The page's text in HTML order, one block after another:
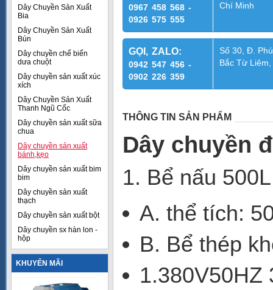
Dây Chuyền Sản Xuất
Bia
Dây Chuyền Sản Xuất
Bún
Dây chuyền chế biến
dưa chuột
Dây chuyền sản xuất xúc
xích
Dây Chuyền Sản Xuất
Thanh Ngũ Cốc
Dây chuyền sản xuất sữa
chua
Dây chuyền sản xuất
bánh,kẹo
Dây chuyền sản xuất bim
bim
Dây chuyền sản xuất
thạch
Dây chuyền sản xuất bột
Dây chuyền sx hàn lon -
hộp
KHUYẾN MÃI
0967 458 568 -
0926 575 555
Chí Minh
GỌI, ZALO:
0942 547 456 -
0902 226 359
Số 30, Đ.
Bắc Từ
THÔNG TIN SẢN PHẨM
Dây chuyền
1. Bể nấu
A. thể tích:
B. Bể thép
1.380V50HZ